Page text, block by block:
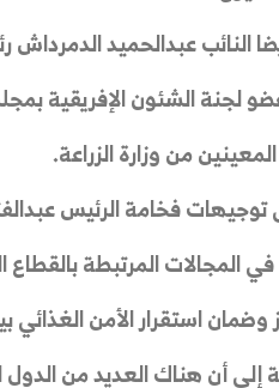
النائب عبدالحميد الدمرداش
لجنة الشئون الإفريقية
من وزارة الزراعة.
فخامة الرئيس
المجالات المرتبطة بالقطاع
استقرار الأمن الغذائي
إلى أن هناك العديد من